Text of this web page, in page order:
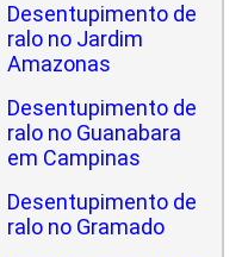
Desentupimento de
ralo no Jardim
Amazonas
Desentupimento de
ralo no Guanabara
em Campinas
Desentupimento de
ralo no Gramado